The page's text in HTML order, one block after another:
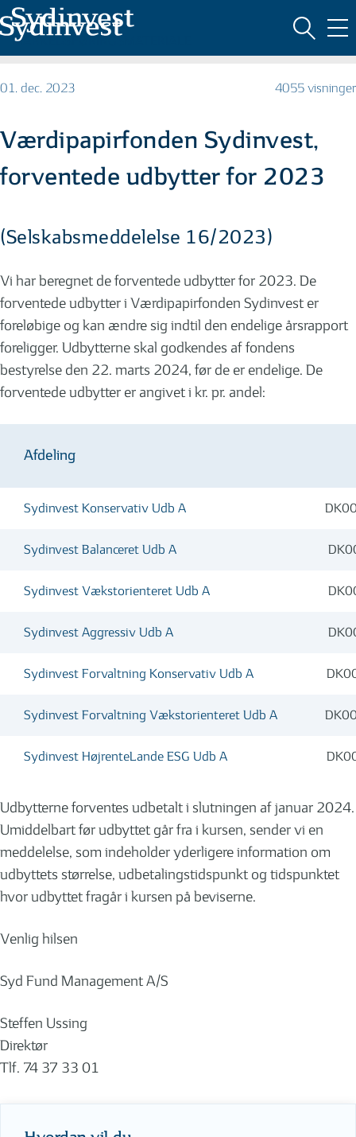
MARKEDSFØRINGSMATERIALE
01. dec. 2023 4055 visninger
Værdipapirfonden Sydinvest,
forventede udbytter for 2023
(Selskabsmeddelelse 16/2023)
Vi har beregnet de forventede udbytter for 2023. De
forventede udbytter i Værdipapirfonden Sydinvest er
foreløbige og kan ændre sig indtil den endelige årsrapport
foreligger. Udbytterne skal godkendes af fondens
bestyrelse den 22. marts 2024, før de er endelige. De
forventede udbytter er angivet i kr. pr. andel:
Afdeling
Sydinvest Konservativ Udb A
Sydinvest Balanceret Udb A
Sydinvest Vækstorienteret Udb A
Sydinvest Aggressiv Udb A
Sydinvest Forvaltning Konservativ Udb A
Sydinvest Forvaltning Vækstorienteret Udb A
Sydinvest HøjrenteLande ESG Udb A
Udbytterne forventes udbetalt i slutningen af januar 2024.
Umiddelbart før udbyttet går fra i kursen, sender vi en
meddelelse, som indeholder yderligere information om
udbyttets størrelse, udbetalingstidspunkt og tidspunktet
hvor udbyttet fragår i kursen på beviserne.
Venlig hilsen
Syd Fund Management A/S
Steffen Ussing
Direktør
Tlf. 74 37 33 01